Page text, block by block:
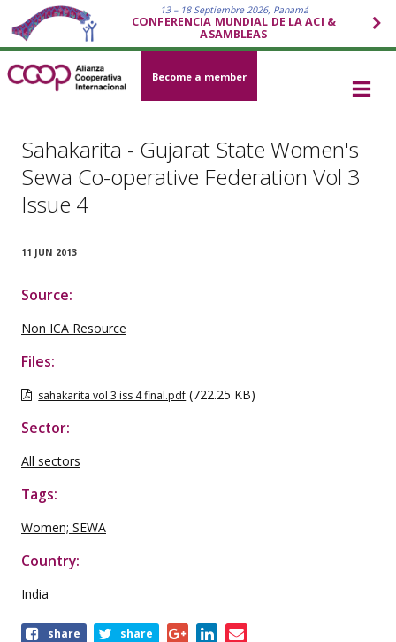
13 – 18 Septiembre 2026, Panamá
CONFERENCIA MUNDIAL DE LA ACI &
ASAMBLEAS
Become a member
Sahakarita - Gujarat State Women's
Sewa Co-operative Federation Vol 3
Issue 4
11 JUN 2013
Source:
Non ICA Resource
Files:
sahakarita vol 3 iss 4 final.pdf (722.25 KB)
Sector:
All sectors
Tags:
Women; SEWA
Country:
India
Shareshare share